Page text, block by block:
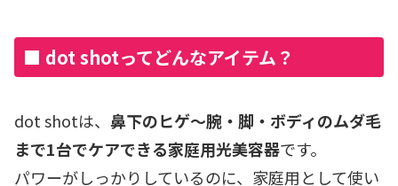
■ dot shotってどんなアイテム？
dot shotは、 鼻下のヒゲ〜腕・脚・ボディのムダ毛
まで1台でケアできる家庭用光美容器です。
パワーがしっかりしているのに、家庭用として使い